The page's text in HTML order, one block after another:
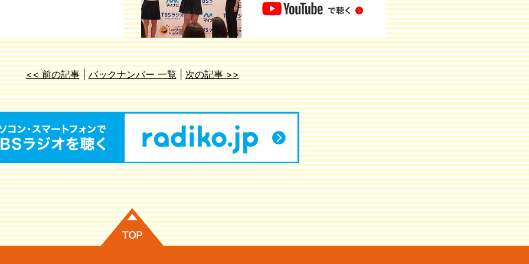
<< 前の記事|バックナンバー 一覧|次の記事 >>
ページの先頭に戻る